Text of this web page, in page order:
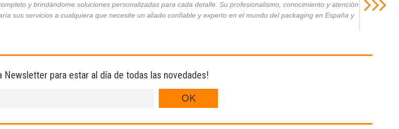
y brindándome soluciones personalizadas para cada detalle. Su profesionalismo, conocimiento y atención
sus servicios a cualquiera que necesite un aliado confiable y experto en el mundo del packaging en España y
Newsletter para estar al día de todas las novedades!